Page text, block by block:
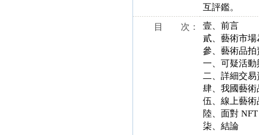
互評鑑。
目 次：
壹、前言
貳、藝術市
參、藝術品
一、可疑活
二、詳細交易
肆、我國藝
伍、線上藝術
陸、面對
柒、結論